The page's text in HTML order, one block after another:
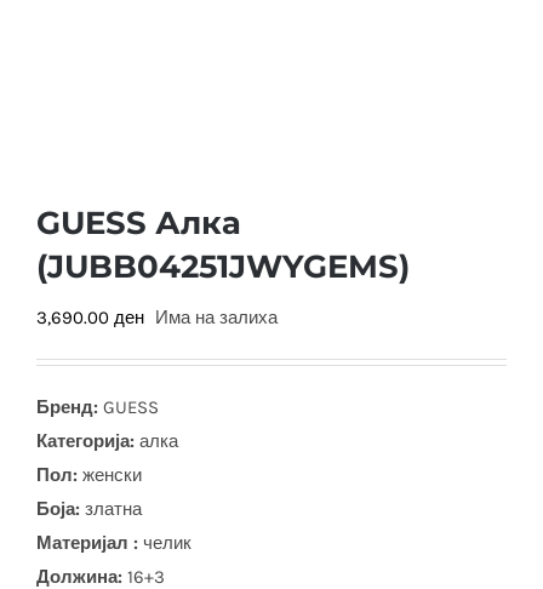
GUESS Алка
(JUBB04251JWYGEMS)
3,690.00 ден Има на залиха
Бренд: GUESS
Категорија: алка
Пол: женски
Боја: златна
Материјал : челик
Должина: 16+3